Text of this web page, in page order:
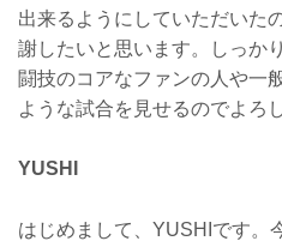
出来るようにしていただいた
謝したいと思います。しっか
闘技のコアなファンの人や一
ような試合を見せるのでよろ
YUSHI
はじめまして、YUSHIです。